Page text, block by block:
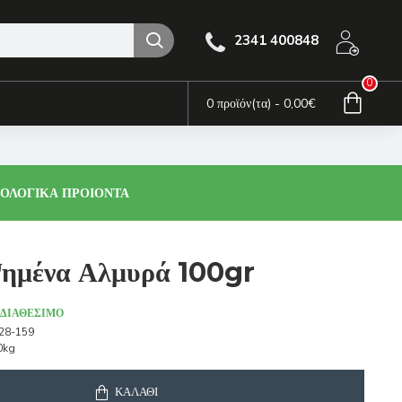
2341 400848
0 προϊόν(τα) - 0,00€
0
ΠΡΟΙΟΝΤΑ
Αλμυρά 100gr
159
ΚΑΛΆΘΙ